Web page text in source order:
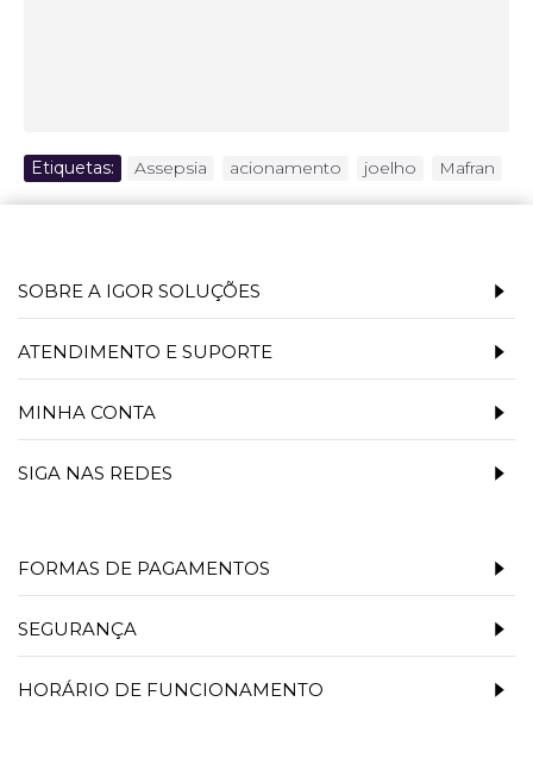
Etiquetas: Assepsia acionamento joelho Mafran
SOBRE A IGOR SOLUÇÕES
ATENDIMENTO E SUPORTE
MINHA CONTA
SIGA NAS REDES
FORMAS DE PAGAMENTOS
SEGURANÇA
HORÁRIO DE FUNCIONAMENTO